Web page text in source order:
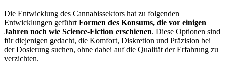
Die Entwicklung des Cannabissektors hat zu folgenden
Entwicklungen geführt Formen des Konsums, die vor einigen
Jahren noch wie Science-Fiction erschienen. Diese Optionen sind
für diejenigen gedacht, die Komfort, Diskretion und Präzision bei
der Dosierung suchen, ohne dabei auf die Qualität der Erfahrung zu
verzichten.